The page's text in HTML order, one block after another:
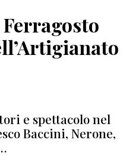
e spettacolo nel
Baccini, Nerone,